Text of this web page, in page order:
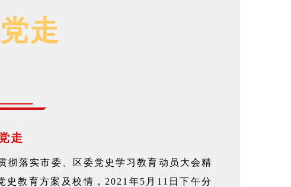
走
走
彻落实市委、区委党史学习教育动员大会精
教育方案及校情，2021年5月11日下午分